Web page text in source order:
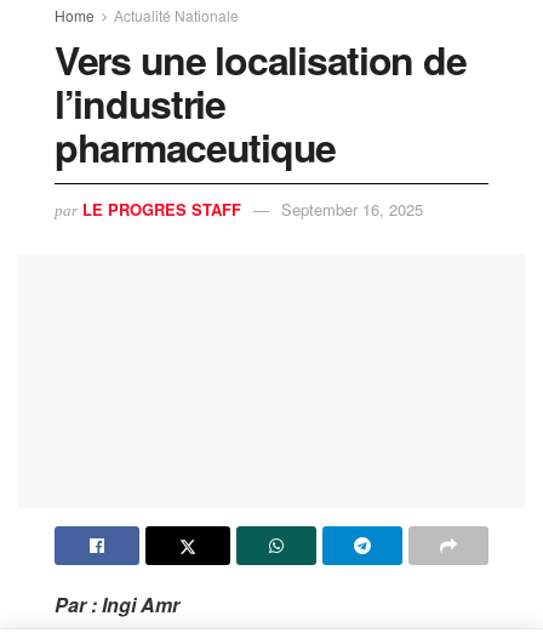
Home Actualité Nationale
Vers une localisation de
l’industrie
pharmaceutique
par LE PROGRES STAFF September 16, 2025
Par : Ingi Amr